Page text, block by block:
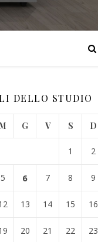
DELLO STUDIO
G V S D
1 2
5 6 7 8 9
13 14 15 16
20 21 22 23